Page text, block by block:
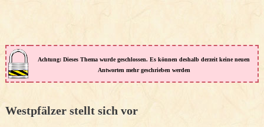
Achtung: Dieses Thema wurde geschlossen. Es können deshalb derzeit keine neuen
Antworten mehr geschrieben werden
Westpfälzer stellt sich vor